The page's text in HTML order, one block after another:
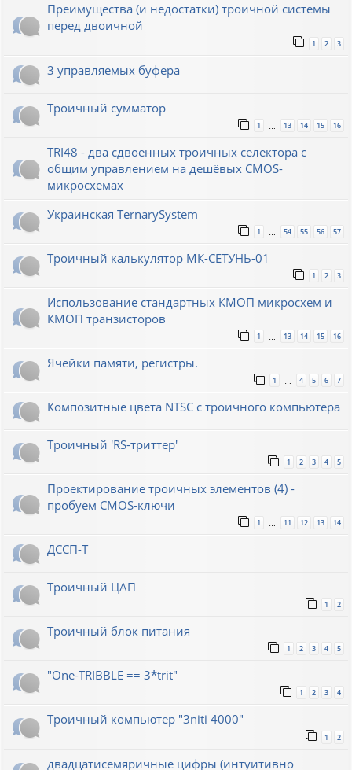
Преимущества (и недостатки) троичной системы
перед двоичной
1 2 3
3 управляемых буфера
Троичный сумматор
1 13 14 15 16
TRI48 - два сдвоенных троичных селектора с
общим управлением на дешёвых CMOS-
микросхемах
Украинская TernarySystem
1 54 55 56 57
Троичный калькулятор МК-СЕТУНЬ-01
1 2 3
Использование стандартных КМОП микросхем и
КМОП транзисторов
1 13 14 15 16
Ячейки памяти, регистры.
1 4 5 6 7
Композитные цвета NTSC с троичного компьютера
Троичный 'RS-триттер'
1 2 3 4 5
Проектирование троичных элементов (4) -
пробуем CMOS-ключи
1 … 11 12 13 14
ДССП-Т
Троичный ЦАП
1 2
Троичный блок питания
1 2 3 4 5
"One-TRIBBLE == 3*trit"
1 2 3 4
Троичный компьютер "3niti 4000"
1 2
двадцатисемяричные цифры (интуитивно